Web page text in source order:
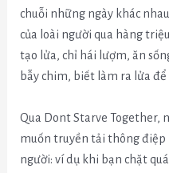
chuỗi những ngày khác
của loài người qua hàng
tạo lửa, chỉ hái lượm, ăn
bẫy chim, biết làm ra lửa để
Qua Dont Starve Together,
muốn truyền tải thông
người: ví dụ khi bạn chặt